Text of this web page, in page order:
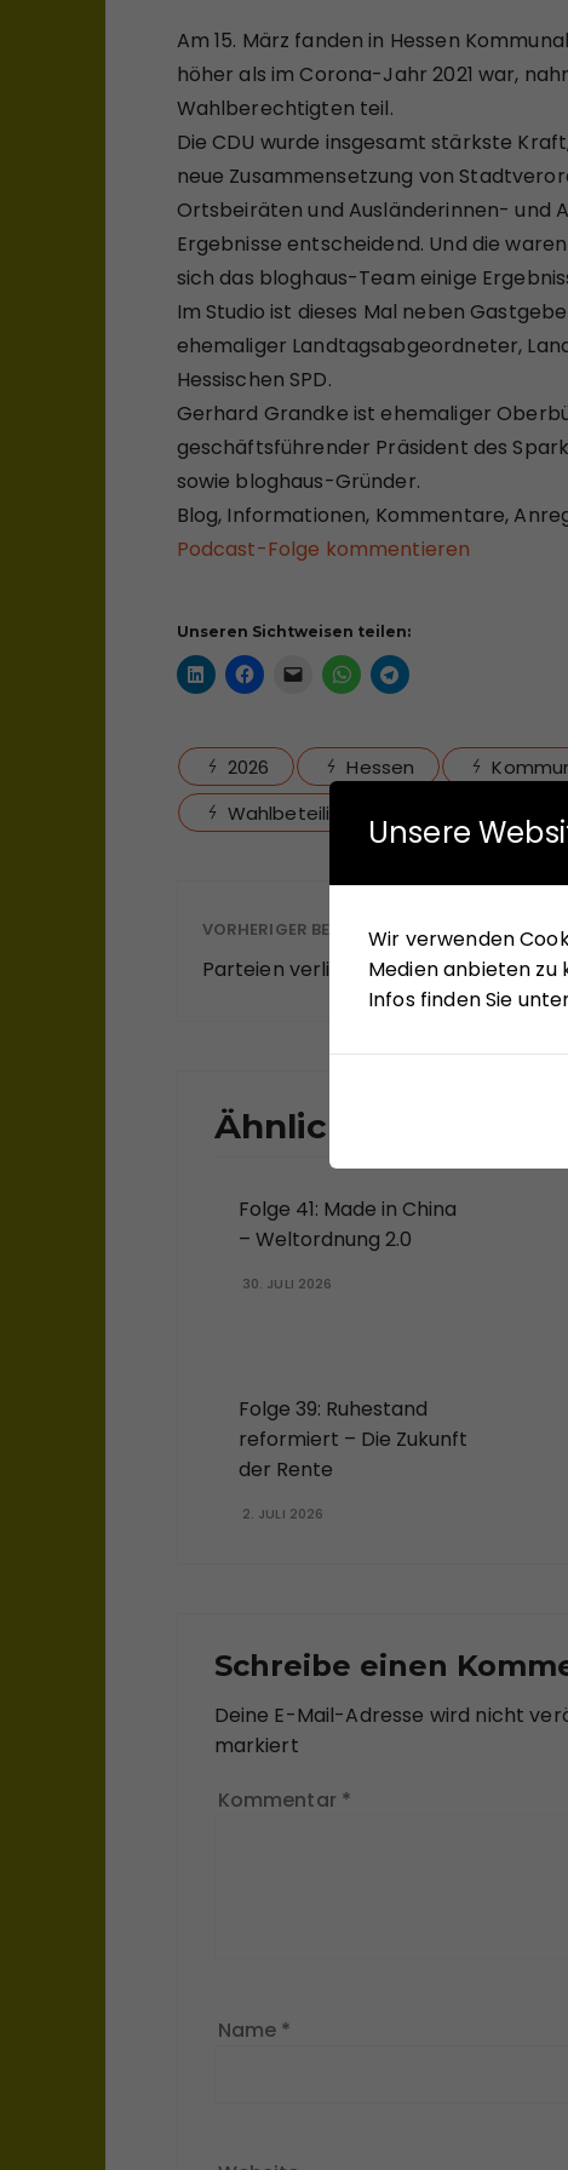
Am 15. März fanden in Hessen
höher als im Corona-Jahr 2021 war,
Wahlberechtigten teil.
Die CDU wurde insgesamt stärkste
neue Zusammensetzung von
Ortsbeiräten und Ausländerinnen- und
Ergebnisse entscheidend. Und die
sich das bloghaus-Team einige
Im Studio ist dieses Mal neben
ehemaliger Landtagsabgeordneter,
Hessischen SPD.
Gerhard Grandke ist ehemaliger
geschäftsführender Präsident des
sowie bloghaus-Gründer.
Blog, Informationen, Kommentare,
Podcast-Folge kommentieren
Unseren Sichtweisen teilen:
2026 Hessen
Wahlbeteiligung
VORHERIGER BEITRAG
Parteien verlieren Bindungskraft
Ähnliche Beiträge
Folge 41: Made in China
– Weltordnung 2.0
30. JULI 2026
Folge 39: Ruhestand
reformiert – Die Zukunft
der Rente
2. JULI 2026
Schreibe einen
Deine E-Mail-Adresse wird nicht
markiert
Kommentar *
Name *
Unsere
Wir verwenden
Medien anbieten zu
Infos finden Sie